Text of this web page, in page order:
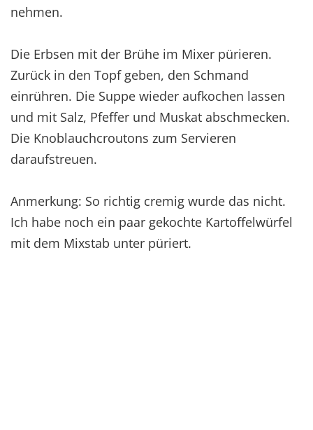
nehmen.
Die Erbsen mit der Brühe im Mixer pürieren.
Zurück in den Topf geben, den Schmand
einrühren. Die Suppe wieder aufkochen lassen
und mit Salz, Pfeffer und Muskat abschmecken.
Die Knoblauchcroutons zum Servieren
daraufstreuen.
Anmerkung: So richtig cremig wurde das nicht.
Ich habe noch ein paar gekochte Kartoffelwürfel
mit dem Mixstab unter püriert.